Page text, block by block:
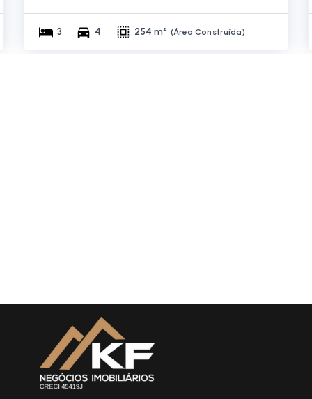
3 4 254 m² (Área Construída)